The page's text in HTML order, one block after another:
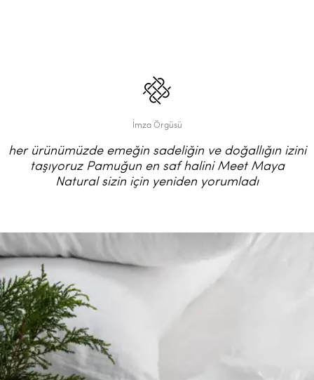
İmza Örgüsü
her ürünümüzde emeğin sadeliğin ve doğallığın izini
taşıyoruz Pamuğun en saf halini Meet Maya
Natural sizin için yeniden yorumladı